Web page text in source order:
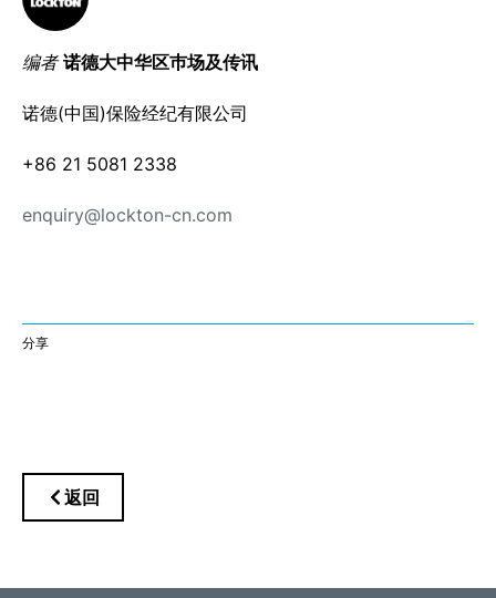
编者 诺德大中华区巿场及传讯
诺德(中国)保险经纪有限公司
+86 21 5081 2338
enquiry@lockton-cn.com
分享
返回